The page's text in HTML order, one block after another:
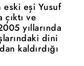
eşi Yusuf
ve
yıllarında
dini
kaldırdığı